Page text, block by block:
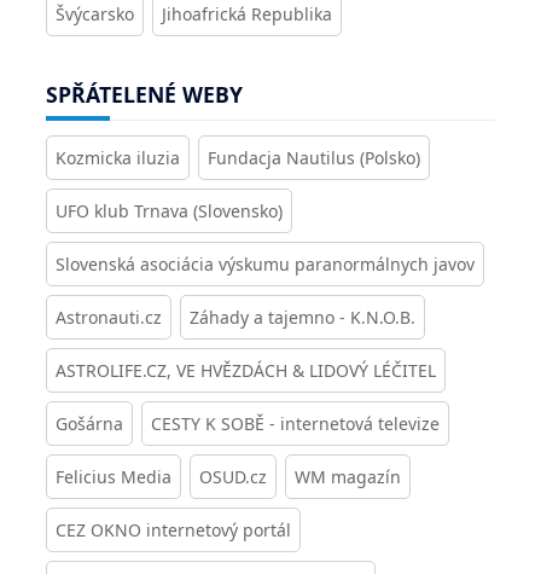
Švýcarsko Jihoafrická Republika
SPŘÁTELENÉ WEBY
Kozmicka iluzia Fundacja Nautilus (Polsko)
UFO klub Trnava (Slovensko)
Slovenská asociácia výskumu paranormálnych javov
Astronauti.cz Záhady a tajemno - K.N.O.B.
ASTROLIFE.CZ, VE HVĚZDÁCH & LIDOVÝ LÉČITEL
Gošárna CESTY K SOBĚ - internetová televize
Felicius Media OSUD.cz WM magazín
CEZ OKNO internetový portál